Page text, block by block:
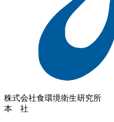
株式会社食環境衛生研究所
本 社